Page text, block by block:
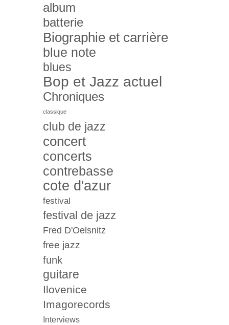
album
batterie
Biographie et carrière
blue note
blues
Bop et Jazz actuel
Chroniques
classique
club de jazz
concert
concerts
contrebasse
cote d'azur
festival
festival de jazz
Fred D'Oelsnitz
free jazz
funk
guitare
Ilovenice
Imagorecords
Interviews